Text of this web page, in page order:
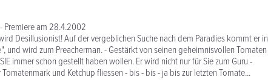
Premiere am 28.4.2002
Desillusionist! Auf der vergeblichen Suche nach dem Paradies kommt er in
und wird zum Preacherman. - Gestärkt von seinen geheimnisvollen Tomaten
immer schon gestellt haben wollen. Er wird nicht nur für Sie zum Guru -
und Ketchup fliessen - bis - bis - ja bis zur letzten Tomate...